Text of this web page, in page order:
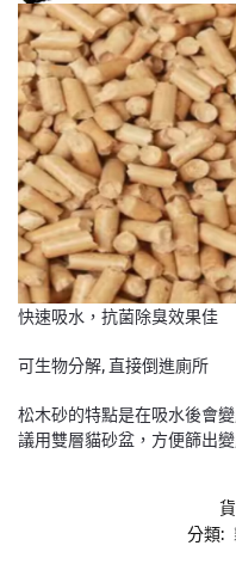
快速吸水，抗菌除臭效果佳
可生物分解, 直接倒進廁所
松木砂的特點是在吸水後會
議用雙層貓砂盆，方便篩出
分類: